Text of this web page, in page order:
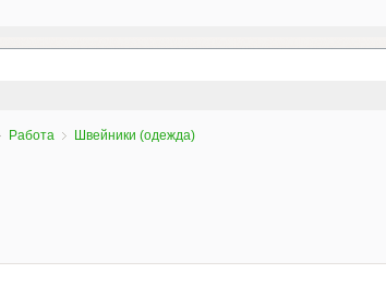
Работа Швейники (одежда)